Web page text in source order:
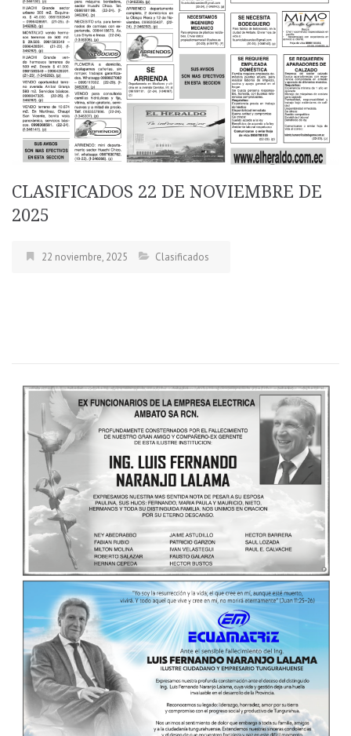
CLASIFICADOS 22 DE NOVIEMBRE DE
2025
22 noviembre, 2025 Clasificados